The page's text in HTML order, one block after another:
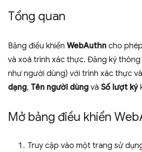
Tổng quan
Bảng điều khiển WebAuthn cho
và xoá trình xác thực. Đăng ký
như người dùng) với trình xác thực
dạng, Tên người dùng và Số lượt ký
Mở bảng điều khiển Web
Truy cập vào một trang sử